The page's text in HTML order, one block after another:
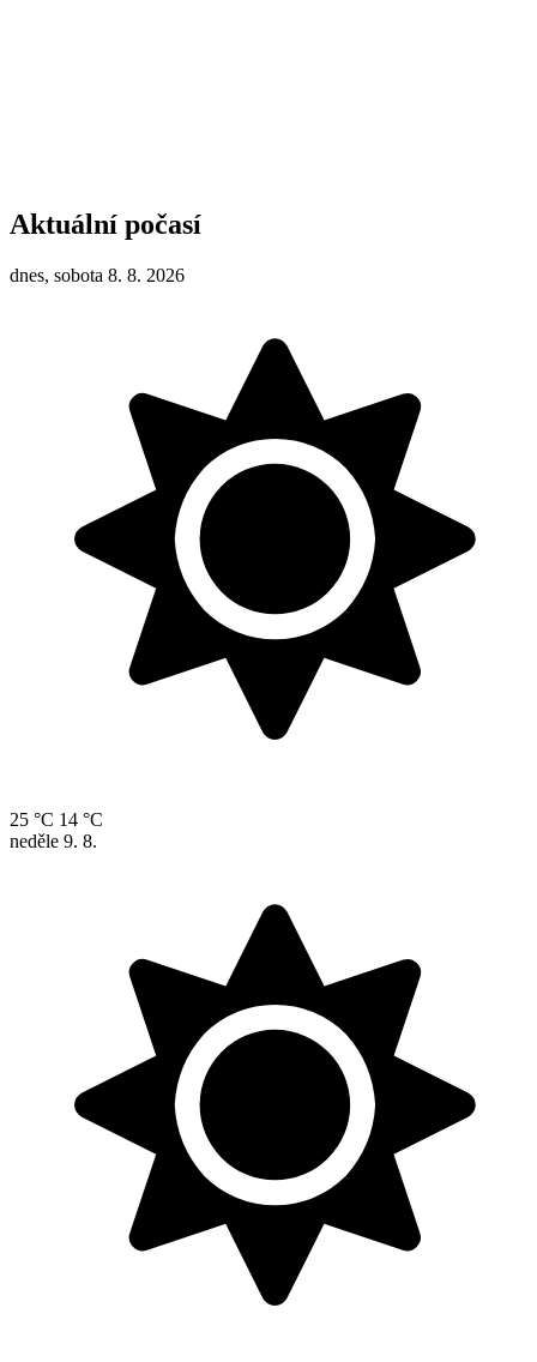
Aktuální počasí
dnes, sobota 8. 8. 2026
25 °C 14 °C
neděle 9. 8.